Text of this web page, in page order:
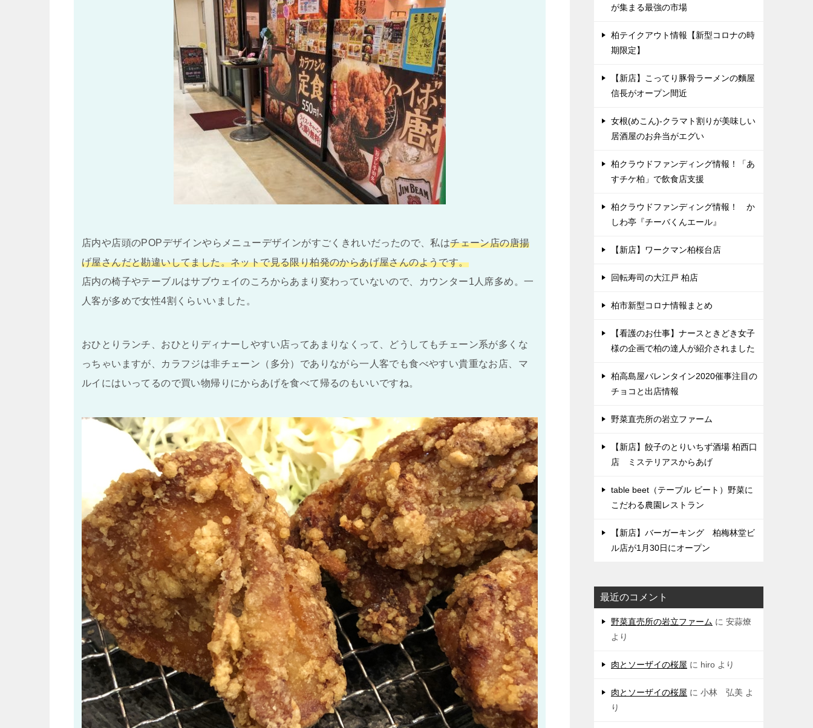
店内や店頭のPOPデザインやらメニューデザインがすごくきれいだったので、私はチェーン店の唐揚
げ屋さんだと勘違いしてました。ネットで見る限り柏発のからあげ屋さんのようです。
店内の椅子やテーブルはサブウェイのころからあまり変わっていないので、カウンター1人席多め。一
人客が多めで女性4割くらいいました。
おひとりランチ、おひとりディナーしやすい店ってあまりなくって、どうしてもチェーン系が多くな
っちゃいますが、カラフジは非チェーン（多分）でありながら一人客でも食べやすい貴重なお店、マ
ルイにはいってるので買い物帰りにからあげを食べて帰るのもいいですね。
が集まる最強の市場
柏テイクアウト情報【新型コロナの時
期限定】
【新店】こってり豚骨ラーメンの麵屋
信長がオープン間近
女根(めこん)-クラマト割りが美味しい
居酒屋のお弁当がエグい
柏クラウドファンディング情報！「あ
すチケ柏」で飲食店支援
柏クラウドファンディング情報！ か
しわ亭『チーバくんエール』
【新店】ワークマン柏桜台店
回転寿司の大江戸 柏店
柏市新型コロナ情報まとめ
【看護のお仕事】ナースときどき女子
様の企画で柏の達人が紹介されました
柏高島屋バレンタイン2020催事注目の
チョコと出店情報
野菜直売所の岩立ファーム
【新店】餃子のとりいちず酒場 柏西口
店 ミステリアスからあげ
table beet（テーブル ビート）野菜に
こだわる農園レストラン
【新店】バーガーキング 柏梅林堂ビ
ル店が1月30日にオープン
最近のコメント
野菜直売所の岩立ファーム に 安蒜燎
より
肉とソーザイの桜屋 に hiro より
肉とソーザイの桜屋 に 小林 弘美 よ
り